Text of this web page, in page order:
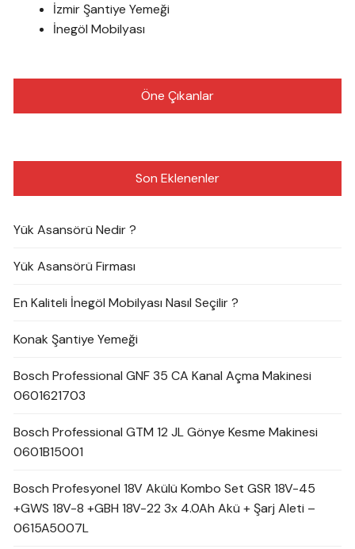
İzmir Şantiye Yemeği
İnegöl Mobilyası
Öne Çıkanlar
Son Eklenenler
Yük Asansörü Nedir ?
Yük Asansörü Firması
En Kaliteli İnegöl Mobilyası Nasıl Seçilir ?
Konak Şantiye Yemeği
Bosch Professional GNF 35 CA Kanal Açma Makinesi
0601621703
Bosch Professional GTM 12 JL Gönye Kesme Makinesi
0601B15001
Bosch Profesyonel 18V Akülü Kombo Set GSR 18V-45
+GWS 18V-8 +GBH 18V-22 3x 4.0Ah Akü + Şarj Aleti –
0615A5007L